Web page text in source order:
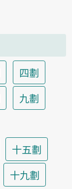
四劃
九劃
十五劃
十九劃